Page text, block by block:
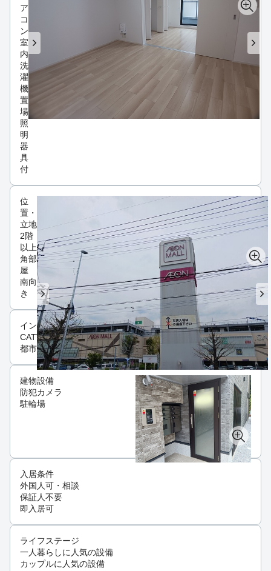
ア
コ
ン
室
内
洗
濯
機
置
場
照
明
器
具
付
位
置・
立地
2階
以上
角部
屋
南向
き
インフラ
CATV
都市ガス
建物設備
防犯カメラ
駐輪場
入居条件
外国人可・相談
保証人不要
即入居可
ライフステージ
一人暮らしに人気の設備
カップルに人気の設備